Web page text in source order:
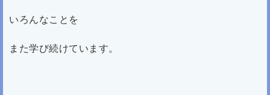
いろんなことを
また学び続けています。